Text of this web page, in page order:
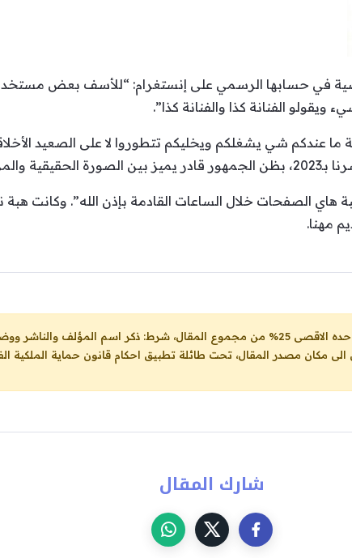
في حسابها الرسمي على إنستغرام: “للأسف بعض
الفنانة كذا والفنانة كذا”.
شي يشغلكم ويخليكم تتطوروا لا على الصعيد
هاي الصفحات خلال الساعات القادمة بإذن الله”. وكانت هبة
مهنا.
والناشر ووضع رابط
الى مكان مصدر المقال، تحت طائلة تطبيق احكام قانون حماية الملكية
شارك المقال